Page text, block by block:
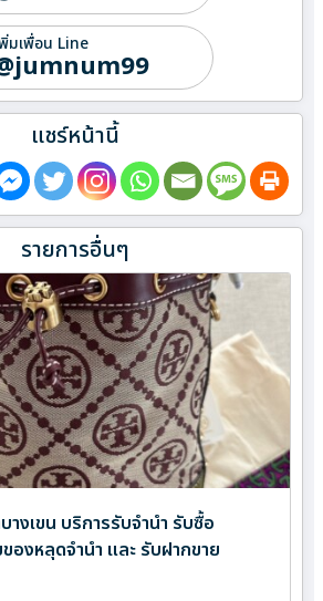
มเพื่อน Line
แชร์หน้านี้
รายการอื่นๆ
างเขน บริการรับจำนำ รับซื้อ
องหลุดจำนำ และ รับฝากขาย